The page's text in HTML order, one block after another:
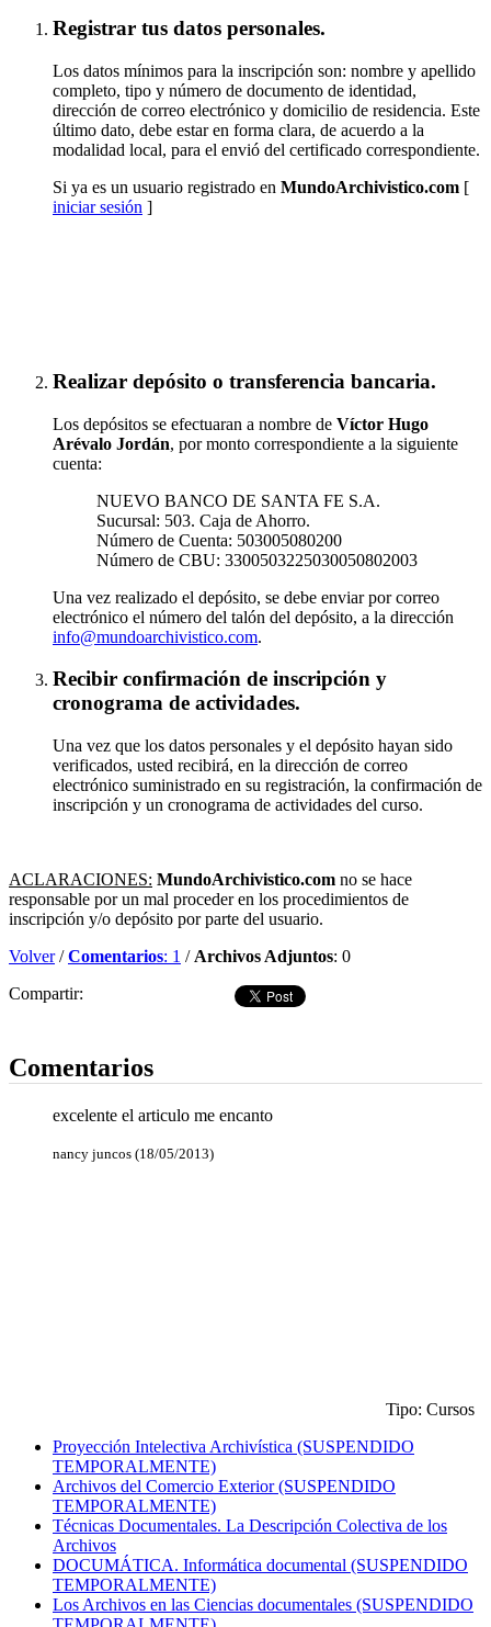
Registrar tus datos personales.
Los datos mínimos para la inscripción son: nombre y apellido
completo, tipo y número de documento de identidad,
dirección de correo electrónico y domicilio de residencia. Este
último dato, debe estar en forma clara, de acuerdo a la
modalidad local, para el envió del certificado correspondiente.
Si ya es un usuario registrado en MundoArchivistico.com [
iniciar sesión ]
Realizar depósito o transferencia bancaria.
Los depósitos se efectuaran a nombre de Víctor Hugo
Arévalo Jordán, por monto correspondiente a la siguiente
cuenta:
NUEVO BANCO DE SANTA FE S.A.
Sucursal: 503. Caja de Ahorro.
Número de Cuenta: 503005080200
Número de CBU: 3300503225030050802003
Una vez realizado el depósito, se debe enviar por correo
electrónico el número del talón del depósito, a la dirección
info@mundoarchivistico.com.
Recibir confirmación de inscripción y
cronograma de actividades.
Una vez que los datos personales y el depósito hayan sido
verificados, usted recibirá, en la dirección de correo
electrónico suministrado en su registración, la confirmación de
inscripción y un cronograma de actividades del curso.
ACLARACIONES: MundoArchivistico.com no se hace
responsable por un mal proceder en los procedimientos de
inscripción y/o depósito por parte del usuario.
Volver/Comentarios: 1 / Archivos Adjuntos: 0
Compartir:
Comentarios
excelente el articulo me encanto
nancy juncos (18/05/2013)
Tipo: Cursos
Proyección Intelectiva Archivística (SUSPENDIDO
TEMPORALMENTE)
Archivos del Comercio Exterior (SUSPENDIDO
TEMPORALMENTE)
Técnicas Documentales. La Descripción Colectiva de los
Archivos
DOCUMÁTICA. Informática documental (SUSPENDIDO
TEMPORALMENTE)
Los Archivos en las Ciencias documentales (SUSPENDIDO